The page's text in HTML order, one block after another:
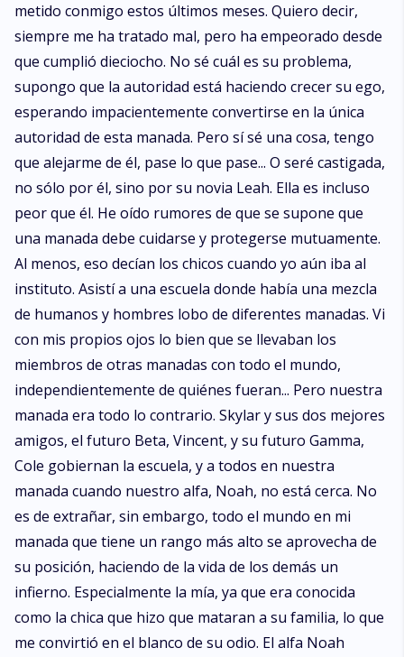
metido conmigo estos últimos meses. Quiero decir,
siempre me ha tratado mal, pero ha empeorado desde
que cumplió dieciocho. No sé cuál es su problema,
supongo que la autoridad está haciendo crecer su ego,
esperando impacientemente convertirse en la única
autoridad de esta manada. Pero sí sé una cosa, tengo
que alejarme de él, pase lo que pase... O seré castigada,
no sólo por él, sino por su novia Leah. Ella es incluso
peor que él. He oído rumores de que se supone que
una manada debe cuidarse y protegerse mutuamente.
Al menos, eso decían los chicos cuando yo aún iba al
instituto. Asistí a una escuela donde había una mezcla
de humanos y hombres lobo de diferentes manadas. Vi
con mis propios ojos lo bien que se llevaban los
miembros de otras manadas con todo el mundo,
independientemente de quiénes fueran... Pero nuestra
manada era todo lo contrario. Skylar y sus dos mejores
amigos, el futuro Beta, Vincent, y su futuro Gamma,
Cole gobiernan la escuela, y a todos en nuestra
manada cuando nuestro alfa, Noah, no está cerca. No
es de extrañar, sin embargo, todo el mundo en mi
manada que tiene un rango más alto se aprovecha de
su posición, haciendo de la vida de los demás un
infierno. Especialmente la mía, ya que era conocida
como la chica que hizo que mataran a su familia, lo que
me convirtió en el blanco de su odio. El alfa Noah